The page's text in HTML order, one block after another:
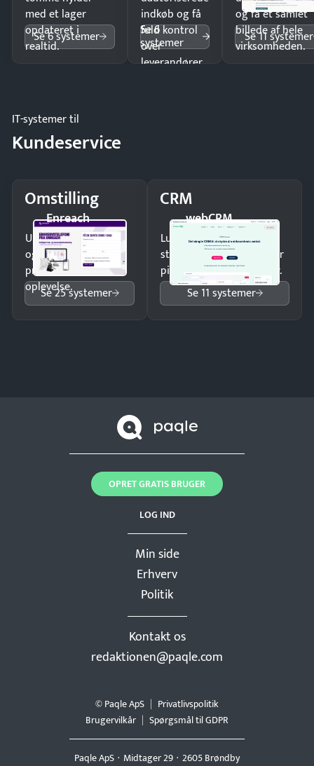
med et lager
opdateret i
realtid.
Se 6 systemer
indkøb og få
fuld kontrol
over
leverandører
Se 6
systemer
og få ét samlet
billede af hele
virksomheden.
Se 11 systemer
IT-systemer til
Kundeservice
Omstilling
Enreach
Undgå tabte opkald
og giv kunderne en
professionel
oplevelse.
Se 25 systemer
CRM
webCRM
Luk flere salg med et
struktureret overblik over
pipeline og opfølgninger.
Se 11 systemer
Min side
Erhverv
Politik
Kontakt os
redaktionen@paqle.com
LOG IND
OPRET GRATIS BRUGER
Paqle ApS Midtager 29 2605 Brøndby
© Paqle ApS
Privatlivspolitik
Brugervilkår
Spørgsmål til GDPR